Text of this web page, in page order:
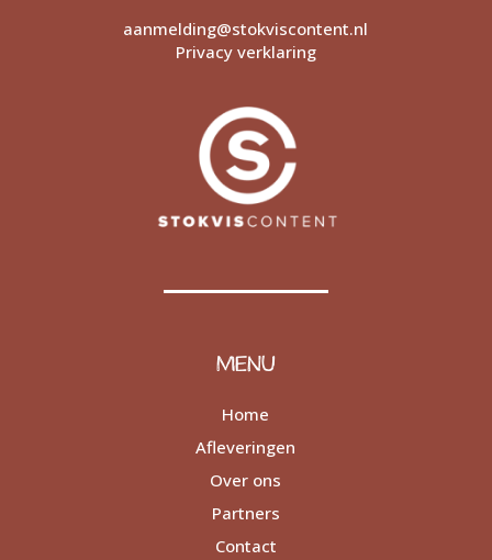
aanmelding@stokviscontent.nl
Privacy verklaring
MENU
Home
Afleveringen
Over ons
Partners
Contact